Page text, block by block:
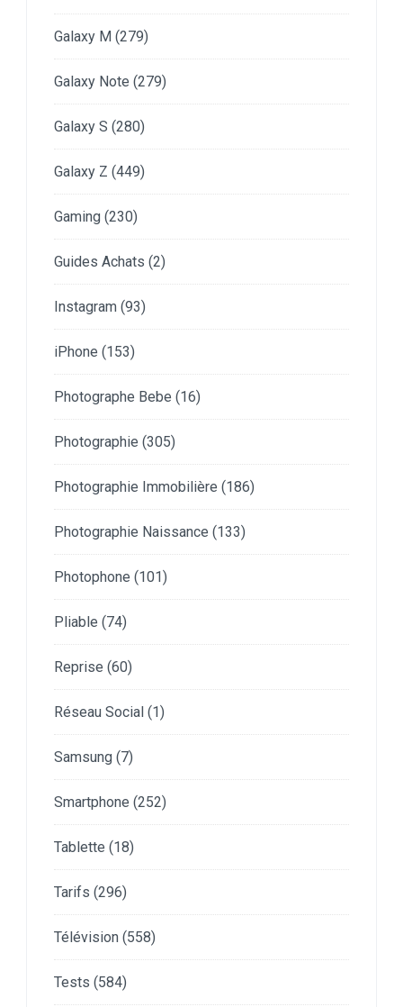
Galaxy M (279)
Galaxy Note (279)
Galaxy S (280)
Galaxy Z (449)
Gaming (230)
Guides Achats (2)
Instagram (93)
iPhone (153)
Photographe Bebe (16)
Photographie (305)
Photographie Immobilière (186)
Photographie Naissance (133)
Photophone (101)
Pliable (74)
Reprise (60)
Réseau Social (1)
Samsung (7)
Smartphone (252)
Tablette (18)
Tarifs (296)
Télévision (558)
Tests (584)